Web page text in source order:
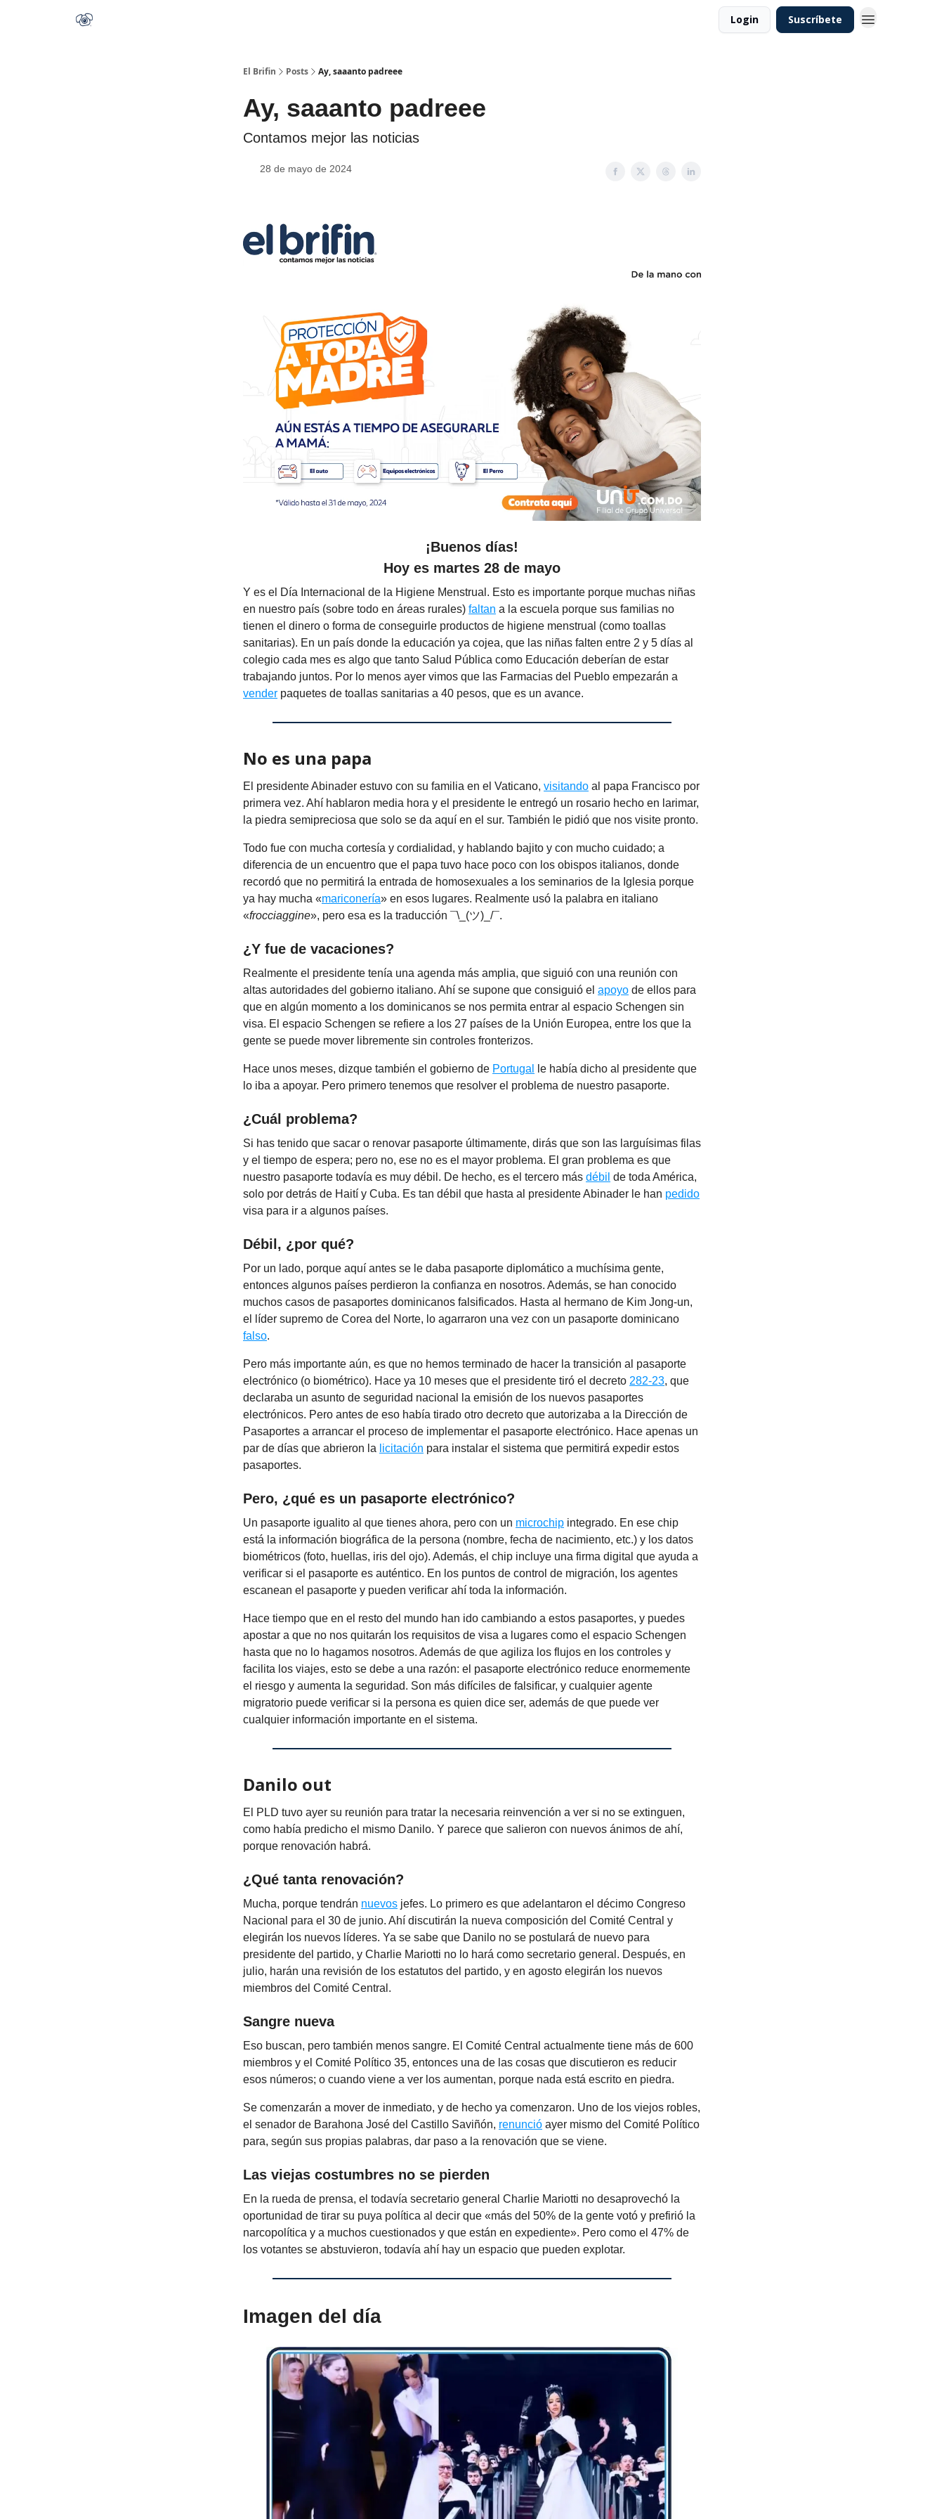
Login Suscríbete
El Brifin Posts Ay, saaanto padreee
Ay, saaanto padreee
Contamos mejor las noticias
28 de mayo de 2024
¡Buenos días!
Hoy es martes 28 de mayo
Y es el Día Internacional de la Higiene Menstrual. Esto es importante porque muchas niñas
en nuestro país (sobre todo en áreas rurales) faltan a la escuela porque sus familias no
tienen el dinero o forma de conseguirle productos de higiene menstrual (como toallas
sanitarias). En un país donde la educación ya cojea, que las niñas falten entre 2 y 5 días al
colegio cada mes es algo que tanto Salud Pública como Educación deberían de estar
trabajando juntos. Por lo menos ayer vimos que las Farmacias del Pueblo empezarán a
vender paquetes de toallas sanitarias a 40 pesos, que es un avance.
No es una papa
El presidente Abinader estuvo con su familia en el Vaticano, visitando al papa Francisco por
primera vez. Ahí hablaron media hora y el presidente le entregó un rosario hecho en larimar,
la piedra semipreciosa que solo se da aquí en el sur. También le pidió que nos visite pronto.
Todo fue con mucha cortesía y cordialidad, y hablando bajito y con mucho cuidado; a
diferencia de un encuentro que el papa tuvo hace poco con los obispos italianos, donde
recordó que no permitirá la entrada de homosexuales a los seminarios de la Iglesia porque
ya hay mucha «mariconería» en esos lugares. Realmente usó la palabra en italiano
«frocciaggine», pero esa es la traducción ¯\_(ツ)_/¯.
¿Y fue de vacaciones?
Realmente el presidente tenía una agenda más amplia, que siguió con una reunión con
altas autoridades del gobierno italiano. Ahí se supone que consiguió el apoyo de ellos para
que en algún momento a los dominicanos se nos permita entrar al espacio Schengen sin
visa. El espacio Schengen se refiere a los 27 países de la Unión Europea, entre los que la
gente se puede mover libremente sin controles fronterizos.
Hace unos meses, dizque también el gobierno de Portugal
le había dicho al presidente que
lo iba a apoyar. Pero primero tenemos que resolver el problema de nuestro pasaporte.
¿Cuál problema?
Si has tenido que sacar o renovar pasaporte últimamente, dirás que son las larguísimas filas
y el tiempo de espera; pero no, ese no es el mayor problema. El gran problema es que
nuestro pasaporte todavía es muy débil. De hecho, es el tercero más débil de toda América,
solo por detrás de Haití y Cuba. Es tan débil que hasta al presidente Abinader le han pedido
visa para ir a algunos países.
Débil, ¿por qué?
Por un lado, porque aquí antes se le daba pasaporte diplomático a muchísima gente,
entonces algunos países perdieron la confianza en nosotros. Además, se han conocido
muchos casos de pasaportes dominicanos falsificados. Hasta al hermano de Kim Jong-un,
el líder supremo de Corea del Norte, lo agarraron una vez con un pasaporte dominicano
falso.
Pero más importante aún, es que no hemos terminado de hacer la transición al pasaporte
electrónico (o biométrico). Hace ya 10 meses que el presidente tiró el decreto 282-23, que
declaraba un asunto de seguridad nacional la emisión de los nuevos pasaportes
electrónicos. Pero antes de eso había tirado otro decreto que autorizaba a la Dirección de
Pasaportes a arrancar el proceso de implementar el pasaporte electrónico. Hace apenas un
par de días que abrieron la licitación para instalar el sistema que permitirá expedir estos
pasaportes.
Pero, ¿qué es un pasaporte electrónico?
Un pasaporte igualito al que tienes ahora, pero con un microchip integrado. En ese chip
está la información biográfica de la persona (nombre, fecha de nacimiento, etc.) y los datos
biométricos (foto, huellas, iris del ojo). Además, el chip incluye una firma digital que ayuda a
verificar si el pasaporte es auténtico. En los puntos de control de migración, los agentes
escanean el pasaporte y pueden verificar ahí toda la información.
Hace tiempo que en el resto del mundo han ido cambiando a estos pasaportes, y puedes
apostar a que no nos quitarán los requisitos de visa a lugares como el espacio Schengen
hasta que no lo hagamos nosotros. Además de que agiliza los flujos en los controles y
facilita los viajes, esto se debe a una razón: el pasaporte electrónico reduce enormemente
el riesgo y aumenta la seguridad. Son más difíciles de falsificar, y cualquier agente
migratorio puede verificar si la persona es quien dice ser, además de que puede ver
cualquier información importante en el sistema.
Danilo out
El PLD tuvo ayer su reunión para tratar la necesaria reinvención a ver si no se extinguen,
como había predicho el mismo Danilo. Y parece que salieron con nuevos ánimos de ahí,
porque renovación habrá.
¿Qué tanta renovación?
Mucha, porque tendrán nuevos jefes. Lo primero es que adelantaron el décimo Congreso
Nacional para el 30 de junio. Ahí discutirán la nueva composición del Comité Central y
elegirán los nuevos líderes. Ya se sabe que Danilo no se postulará de nuevo para
presidente del partido, y Charlie Mariotti no lo hará como secretario general. Después, en
julio, harán una revisión de los estatutos del partido, y en agosto elegirán los nuevos
miembros del Comité Central.
Sangre nueva
Eso buscan, pero también menos sangre. El Comité Central actualmente tiene más de 600
miembros y el Comité Político 35, entonces una de las cosas que discutieron es reducir
esos números; o cuando viene a ver los aumentan, porque nada está escrito en piedra.
Se comenzarán a mover de inmediato, y de hecho ya comenzaron. Uno de los viejos robles,
el senador de Barahona José del Castillo Saviñón, renunció ayer mismo del Comité Político
para, según sus propias palabras, dar paso a la renovación que se viene.
Las viejas costumbres no se pierden
En la rueda de prensa, el todavía secretario general Charlie Mariotti no desaprovechó la
oportunidad de tirar su puya política al decir que «más del 50% de la gente votó y prefirió la
narcopolítica y a muchos cuestionados y que están en expediente». Pero como el 47% de
los votantes se abstuvieron, todavía ahí hay un espacio que pueden explotar.
Imagen del día